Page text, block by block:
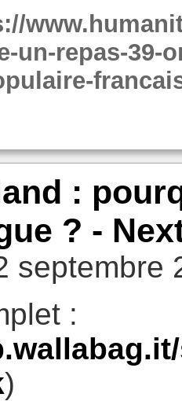
un-repas-39-
:
? -
septembre
:
)